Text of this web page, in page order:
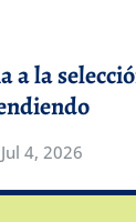
a la
Jul 4, 2026